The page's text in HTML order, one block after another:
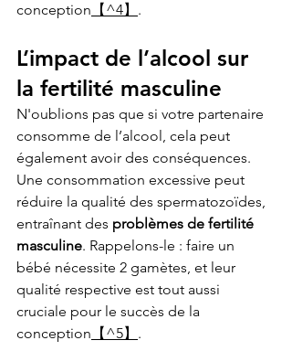
conception 【^4】 .
L’impact de l’alcool sur
la fertilité masculine
N'oublions pas que si votre partenaire
consomme de l’alcool, cela peut
également avoir des conséquences.
Une consommation excessive peut
réduire la qualité des spermatozoïdes,
entraînant des problèmes de fertilité
masculine. Rappelons-le : faire un
bébé nécessite 2 gamètes, et leur
qualité respective est tout aussi
cruciale pour le succès de la
conception 【^5】 .